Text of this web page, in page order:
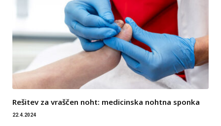
Rešitev za vraščen noht: medicinska nohtna sponka
22.4.2024